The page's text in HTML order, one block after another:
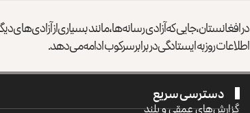
در افغانستان، جایی که آزادی رسانه‌ها، مانند بسیاری از
اطلاعات روز به ایستادگی در برابر سرکوب ادامه می‌دهد.
دسترسی سریع
گزارش‌‌های عمقی و بلند